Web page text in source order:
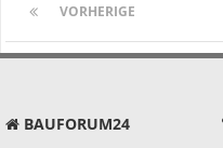
VORHERIGE
BAUFORUM24